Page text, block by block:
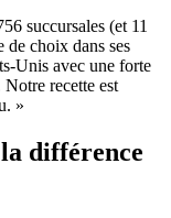
succursales (et 11
de choix dans ses
Unis avec une forte
recette est
»
différence